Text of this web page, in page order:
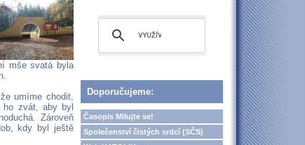
mše svatá byla
umíme chodit,
zvát, aby byl
Zároveň
kdy byl ještě
Doporučujeme:
Časopis Milujte se!
Společenství čistých srdcí (SČS)